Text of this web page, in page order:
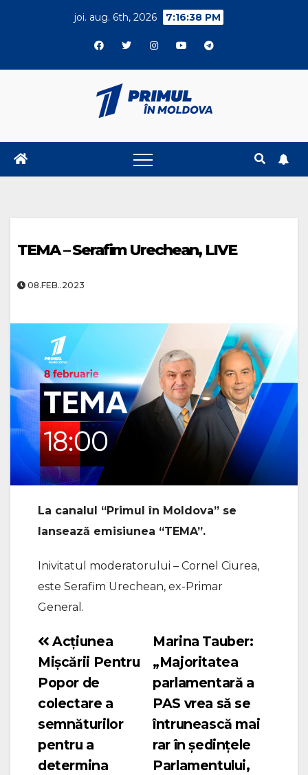
joi. aug. 6th, 2026 7:16:38 PM
TEMA – Serafim Urechean, LIVE
08.FEB..2023
La canalul “Primul în Moldova” se
lansează emisiunea “TEMA”.
Inivitatul moderatorului – Cornel Ciurea,
este Serafim Urechean, ex-Primar
General.
Navigare
în
articole
Marina Tauber:
„Majoritatea
parlamentară a
PAS vrea să se
întrunească mai
rar în ședințele
Parlamentului,
Acțiunea
Mișcării Pentru
Popor de
colectare a
semnăturilor
pentru a
determina